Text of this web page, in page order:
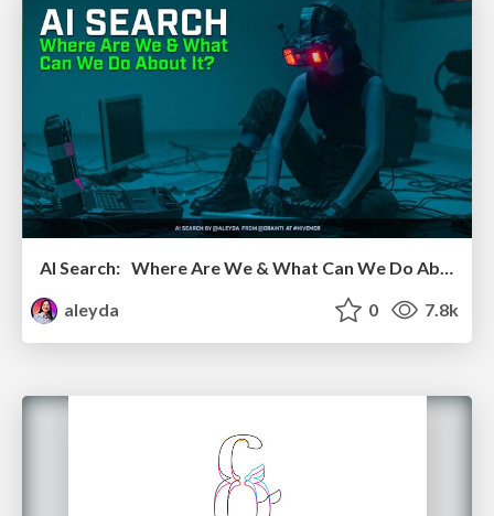
AI Search: Where Are We & What Can We Do About It?
aleyda
0 7.8k